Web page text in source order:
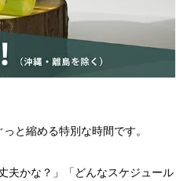
と縮める特別な時間です。
夫かな？」「どんなスケジュール